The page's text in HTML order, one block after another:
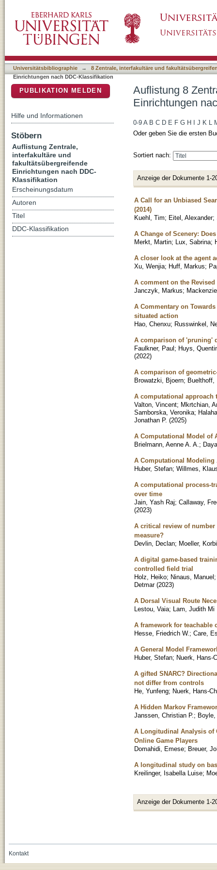
Klassifikation "150"
Universitätsbibliographie →
8 Zentrale, interfakultäre und
Einrichtungen nach DDC-Klassifikation
Auflistung 8
Einrichtungen
0-9 A B C D E F G H J K L
Oder geben Sie die ersten
Sortiert nach:
Anzeige der Dokumente 1-
A Call for an Unbiased
(2014)
Kuehl, Tim; Eitel, Alexander;
A Change of Scenery:
Merkt, Martin; Lux, Sabrina;
A closer look at the agent
Xu, Wenjia; Huff, Markus;
A comment on the
Janczyk, Markus;
A Commentary on
situated action
Hao, Chenxu; Russwinkel,
A comparison of 'pruning'
Faulkner, Paul; Huys,
(2022)
A comparison of
Browatzki, Bjoern; Buelthoff,
A computational approach
Valton, Vincent; Mkrtchian,
Samborska, Veronika;
Jonathan P. (2025)
A Computational Model of
Brielmann, Aenne A. A. ;
A Computational Modeling
Huber, Stefan; Willmes,
A computational process-
over time
Jain, Yash Raj; Callaway,
(2023)
A critical review of
measure?
Devlin, Declan; Moeller,
A digital game-based
controlled field trial
Holz, Heiko; Ninaus, Manuel
Detmar (2023)
A Dorsal Visual Route
Lestou, Vaia; Lam, Judith Mi
A framework for
Hesse, Friedrich W. ; Care,
A General Model
Huber, Stefan; Nuerk, Hans-
A gifted SNARC?
not differ from controls
He, Yunfeng; Nuerk, Hans-
A Hidden Markov
Janssen, Christian P. ; Boyle,
A Longitudinal Analysis of
Online Game Players
Domahidi, Emese; Breuer,
A longitudinal study on
Kreilinger, Isabella Luise;
Anzeige der Dokumente 1-
PUBLIKATION MELDEN
Hilfe und Informationen
Stöbern
Auflistung Zentrale,
interfakultäre und
fakultätsübergreifende
Einrichtungen nach DDC-
Klassifikation
Erscheinungsdatum
Autoren
Titel
DDC-Klassifikation
Kontakt